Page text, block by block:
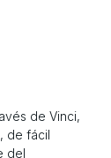
de Vinci,
de fácil
del